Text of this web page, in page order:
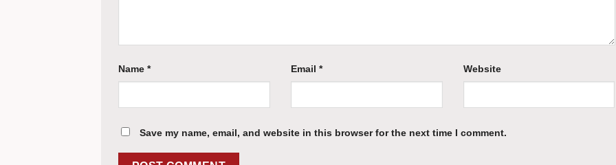
Name * Email * Website
Save my name, email, and website in this browser for the next time I comment.